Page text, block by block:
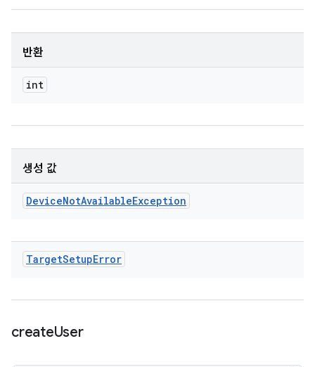
반환
int
생성 값
DeviceNotAvailableException
TargetSetupError
createUser